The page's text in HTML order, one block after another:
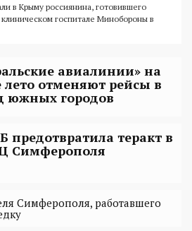
в Крыму россиянина, готовившего
госпитале Минобороны в
авиалинии» на
лето отменяют рейсы в
южных городов
предотвратила теракт в
Симферополя
Симферополя, работавшего